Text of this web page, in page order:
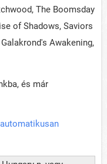
The Boomsday
of Shadows, Saviors
Awakening,
és már
automatikusan